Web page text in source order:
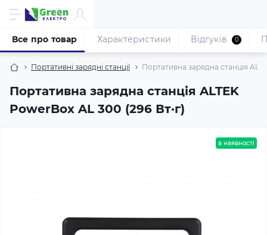
Портативні зарядні станції Портативна зарядна станція
Портативна зарядна станція ALTEK
PowerBox AL 300 (296 Вт·г)
Все про товар Характеристики Відгуків 0
в наявності